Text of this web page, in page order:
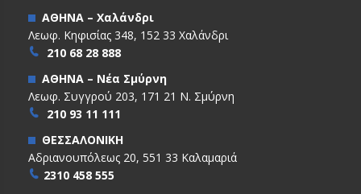
ΑΘΗΝΑ – Χαλάνδρι
Λεωφ. Κηφισίας 348, 152 33 Χαλάνδρι
210 68 28 888
ΑΘΗΝΑ – Νέα Σμύρνη
Λεωφ. Συγγρού 203, 171 21 Ν. Σμύρνη
210 93 11 111
ΘΕΣΣΑΛΟΝΙΚΗ
Αδριανουπόλεως 20, 551 33 Καλαμαριά
2310 458 555